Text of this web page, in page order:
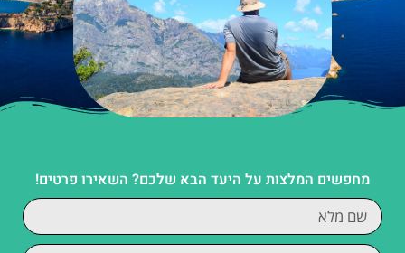
מחפשים המלצות על היעד הבא שלכם? השאירו פרטים!